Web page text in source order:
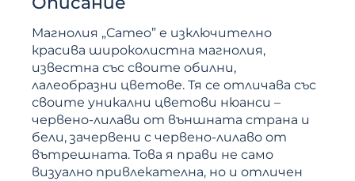
Магнолия „Cameo” е изключително
красива широколистна магнолия,
известна със своите обилни,
лалеобразни цветове. Тя се отличава със
своите уникални цветови нюанси –
червено-лилави от външната страна и
бели, зачервени с червено-лилаво от
вътрешната. Това я прави не само
визуално привлекателна, но и отличен